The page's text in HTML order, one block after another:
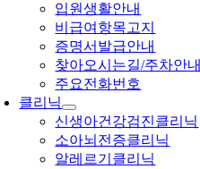
입원생활안내
비급여항목고지
증명서발급안내
찾아오시는길/주차안내
주요전화번호
클리닉
신생아건강검진클리닉
소아뇌전증클리닉
알레르기클리닉